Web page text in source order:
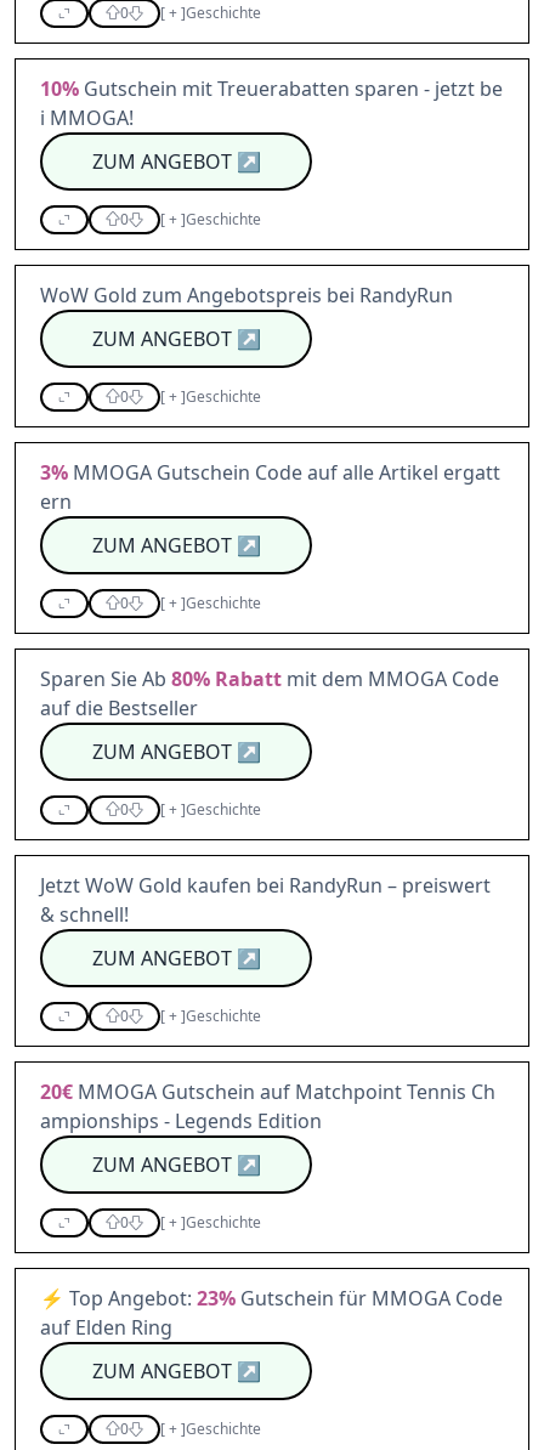
0 [+]Geschichte
10% Gutschein mit Treuerabatten sparen - jetzt be
i MMOGA!
ZUM ANGEBOT↗
0 [+]Geschichte
WoW Gold zum Angebotspreis bei RandyRun
ZUM ANGEBOT↗
0 [+]Geschichte
3% MMOGA Gutschein Code auf alle Artikel ergatt
ern
ZUM ANGEBOT↗
0 [+]Geschichte
Sparen Sie Ab 80% Rabatt mit dem MMOGA Code
auf die Bestseller
ZUM ANGEBOT↗
0 [+]Geschichte
Jetzt WoW Gold kaufen bei RandyRun – preiswert
& schnell!
ZUM ANGEBOT↗
0 [+]Geschichte
20€ MMOGA Gutschein auf Matchpoint Tennis Ch
ampionships - Legends Edition
ZUM ANGEBOT↗
0 [+]Geschichte
⚡ Top Angebot: 23% Gutschein für MMOGA Code
auf Elden Ring
ZUM ANGEBOT↗
0 [+]Geschichte